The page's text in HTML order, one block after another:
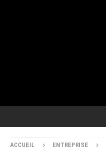
ACCUEIL ENTREPRISE